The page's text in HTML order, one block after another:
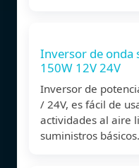
Inversor de onda
150W 12V 24V
Inversor de
/ 24V, es fácil de
actividades al aire
suministros